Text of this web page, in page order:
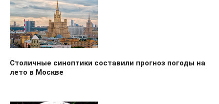
Столичные синоптики составили прогноз погоды на
лето в Москве